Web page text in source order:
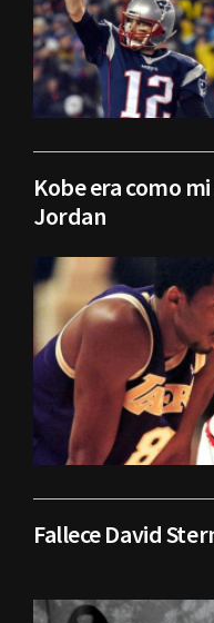
Kobe era como
Jordan
Fallece David